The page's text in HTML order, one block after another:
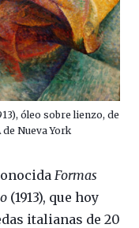
óleo sobre lienzo, de
Nueva York
Formas
(1913), que hoy
italianas de 20